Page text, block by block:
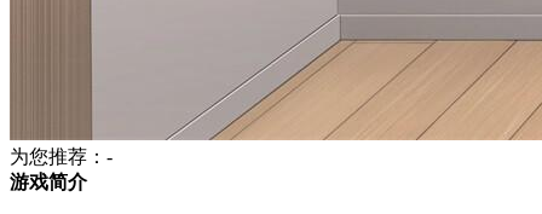
为您推荐：-
游戏简介